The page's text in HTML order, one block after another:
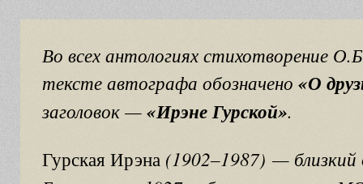
Во всех антологиях стихотворение
тексте автографа обозначено«О
заголовок —«Ирэне Гурской».
Гурская Ирэна (1902–1987) — близкий